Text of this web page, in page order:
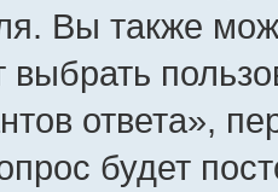
Вы также
выбрать
ответа»,
будет